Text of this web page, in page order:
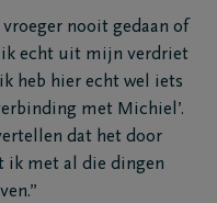
nooit gedaan of
ik echt uit mijn verdriet
heb hier echt wel iets
met Michiel’.
dat het door
ik met al die dingen